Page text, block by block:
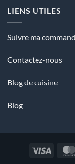
LIENS UTILES
Suivre ma
Contactez-nous
Blog de cuisine
Blog
Visa